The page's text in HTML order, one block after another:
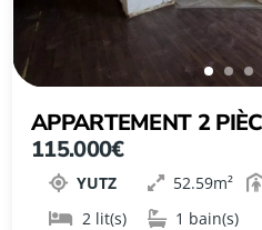
APPARTEMENT 2
115.000€
YUTZ 52.59
2
1